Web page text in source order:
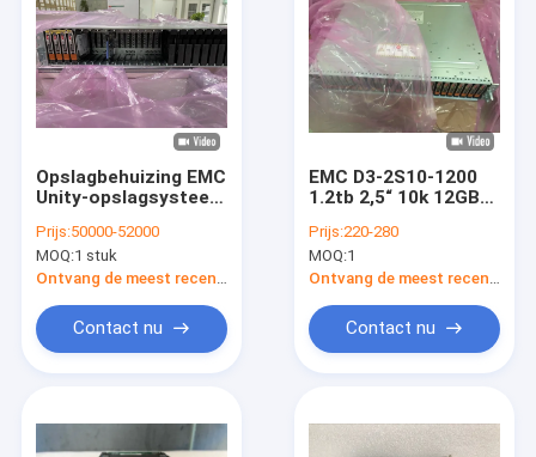
Ongeveer ons
Fabrieksreis
Verzoek om een Citaat
De Eenheidsopslag van DELL EMC
De Opslag van DELL EMC VNX
Opslagbehuizing EMC
Unity-opslagsysteem
opslagserie XT480F
XT880 XT880F
Prijs:50000-52000
MOQ:1 stuk
Ontvang de meest recente Prijs
Contact nu
EMC D3-2S10-1200
1.2tb 2,5“ 10k 12GB
Storage 300 400
D3122FAF
Prijs:220-280
MOQ:1
Ontvang de meest recente Prijs
Contact nu